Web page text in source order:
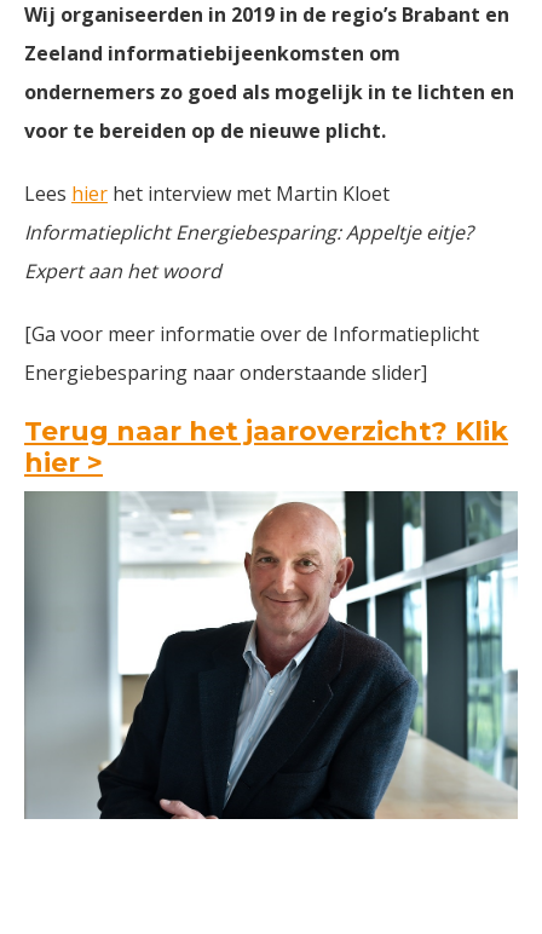
Wij organiseerden in 2019 in de regio’s Brabant en
Zeeland informatiebijeenkomsten om
ondernemers zo goed als mogelijk in te lichten en
voor te bereiden op de nieuwe plicht.
Lees hier het interview met Martin Kloet
Informatieplicht Energiebesparing: Appeltje eitje?
Expert aan het woord
[Ga voor meer informatie over de Informatieplicht
Energiebesparing naar onderstaande slider]
Terug naar het jaaroverzicht? Klik
hier >